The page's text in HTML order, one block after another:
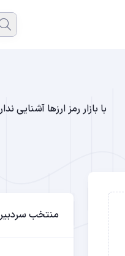
با بازار رمز ارزها آشنایی
منتخب سردبیر